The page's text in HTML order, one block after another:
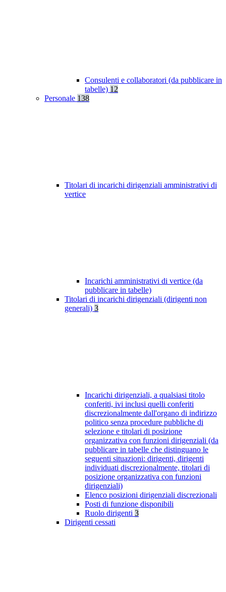
Consulenti e collaboratori (da pubblicare in
tabelle) 12
Personale 138
Titolari di incarichi dirigenziali amministrativi di
vertice
Incarichi amministrativi di vertice (da
pubblicare in tabelle)
Titolari di incarichi dirigenziali (dirigenti non
generali) 3
Incarichi dirigenziali, a qualsiasi titolo
conferiti, ivi inclusi quelli conferiti
discrezionalmente dall'organo di indirizzo
politico senza procedure pubbliche di
selezione e titolari di posizione
organizzativa con funzioni dirigenziali (da
pubblicare in tabelle che distinguano le
seguenti situazioni: dirigenti, dirigenti
individuati discrezionalmente, titolari di
posizione organizzativa con funzioni
dirigenziali)
Elenco posizioni dirigenziali discrezionali
Posti di funzione disponibili
Ruolo dirigenti 3
Dirigenti cessati